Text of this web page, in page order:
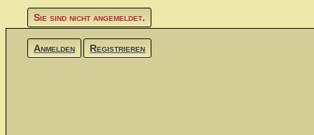
Sie sind nicht angemeldet.
Anmelden Registrieren